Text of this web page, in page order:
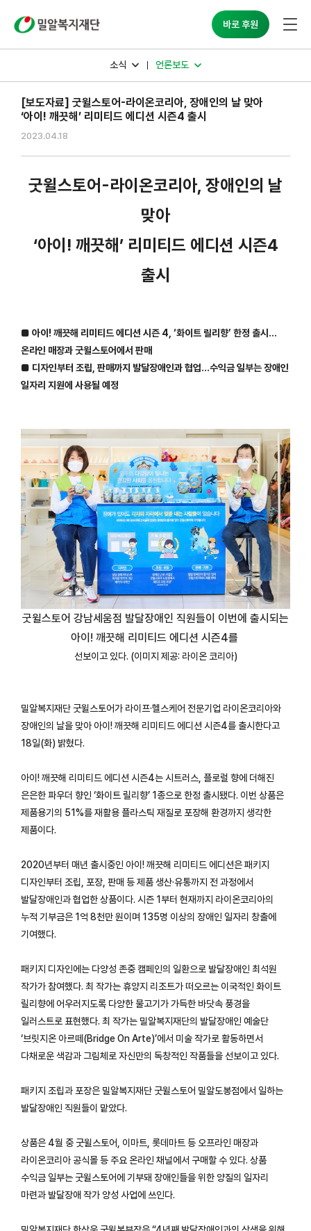
바로 후원
소식 언론보도
[보도자료] 굿윌스토어-라이온코리아, 장애인의 날 맞아
‘아이! 깨끗해’ 리미티드 에디션 시즌4 출시
2023.04.18
굿윌스토어-라이온코리아, 장애인의 날
맞아
‘아이! 깨끗해’ 리미티드 에디션 시즌4
출시
■ 아이! 깨끗해 리미티드 에디션 시즌 4, ‘화이트 릴리향’ 한정 출시…
온라인 매장과 굿윌스토어에서 판매
■ 디자인부터 조립, 판매까지 발달장애인과 협업…수익금 일부는 장애인
일자리 지원에 사용될 예정
굿윌스토어 강남세움점 발달장애인 직원들이 이번에 출시되는
아이! 깨끗해 리미티드 에디션 시즌4를
선보이고 있다. (이미지 제공: 라이온 코리아)
밀알복지재단 굿윌스토어가 라이프·헬스케어 전문기업 라이온코리아와
장애인의 날을 맞아 아이! 깨끗해 리미티드 에디션 시즌4를 출시한다고
18일(화) 밝혔다.
아이! 깨끗해 리미티드 에디션 시즌4는 시트러스, 플로럴 향에 더해진
은은한 파우더 향인 ‘화이트 릴리향’ 1종으로 한정 출시됐다. 이번 상품은
제품용기의 51%를 재활용 플라스틱 재질로 포장해 환경까지 생각한
제품이다.
2020년부터 매년 출시중인 아이! 깨끗해 리미티드 에디션은 패키지
디자인부터 조립, 포장, 판매 등 제품 생산·유통까지 전 과정에서
발달장애인과 협업한 상품이다. 시즌 1부터 현재까지 라이온코리아의
누적 기부금은 1억 8천만 원이며 135명 이상의 장애인 일자리 창출에
기여했다.
패키지 디자인에는 다양성 존중 캠페인의 일환으로 발달장애인 최석원
작가가 참여했다. 최 작가는 휴양지 리조트가 떠오르는 이국적인 화이트
릴리향에 어우러지도록 다양한 물고기가 가득한 바닷속 풍경을
일러스트로 표현했다. 최 작가는 밀알복지재단의 발달장애인 예술단
‘브릿지온 아르떼(Bridge On Arte)’에서 미술 작가로 활동하면서
다채로운 색감과 그림체로 자신만의 독창적인 작품들을 선보이고 있다.
패키지 조립과 포장은 밀알복지재단 굿윌스토어 밀알도봉점에서 일하는
발달장애인 직원들이 맡았다.
상품은 4월 중 굿윌스토어, 이마트, 롯데마트 등 오프라인 매장과
라이온코리아 공식몰 등 주요 온라인 채널에서 구매할 수 있다. 상품
수익금 일부는 굿윌스토어에 기부돼 장애인들을 위한 양질의 일자리
마련과 발달장애 작가 양성 사업에 쓰인다.